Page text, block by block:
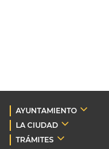
AYUNTAMIENTO
LA CIUDAD
TRÁMITES